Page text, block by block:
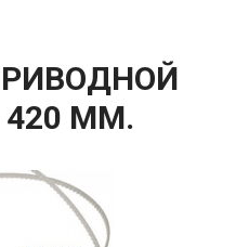
420 ММ.